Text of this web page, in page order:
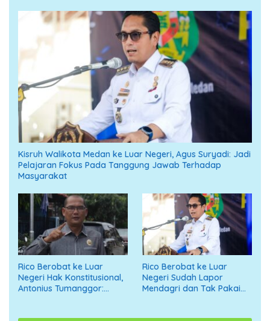
Kisruh Walikota Medan ke Luar Negeri, Agus Suryadi: Jadi
Pelajaran Fokus Pada Tanggung Jawab Terhadap
Masyarakat
Rico Berobat ke Luar
Negeri Hak Konstitusional,
Antonius Tumanggor:
Rico Berobat ke Luar
Negeri Sudah Lapor
Mendagri dan Tak Pakai